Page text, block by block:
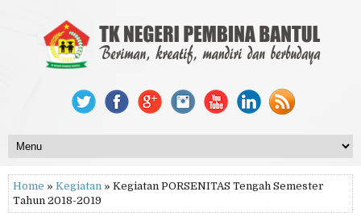
Home » Kegiatan » Kegiatan PORSENITAS Tengah Semester
Tahun 2018-2019